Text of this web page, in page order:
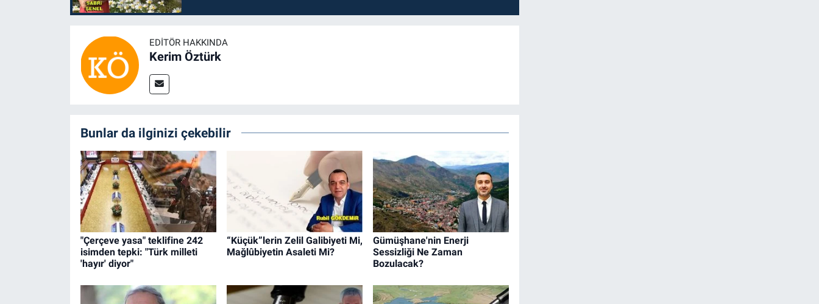
EDITÖR HAKKINDA
Kerim Öztürk
Bunlar da ilginizi çekebilir
"Çerçeve yasa" teklifine 242
isimden tepki: "Türk milleti
'hayır' diyor"
“Küçük”lerin Zelil Galibiyeti Mi,
Mağlûbiyetin Asaleti Mi?
Gümüşhane'nin Enerji
Sessizliği Ne Zaman
Bozulacak?